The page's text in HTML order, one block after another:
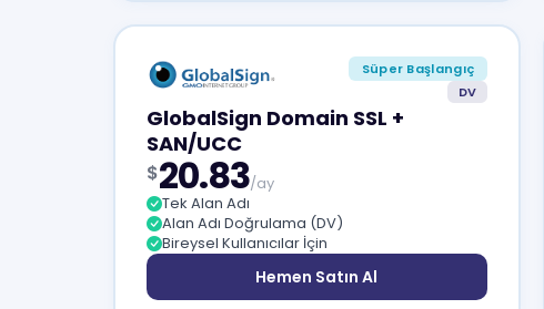
Süper Başlangıç
DV
GlobalSign Domain SSL +
SAN/UCC
$20.83/ay
Tek Alan Adı
Alan Adı Doğrulama (DV)
Bireysel Kullanıcılar İçin
Hemen Satın Al